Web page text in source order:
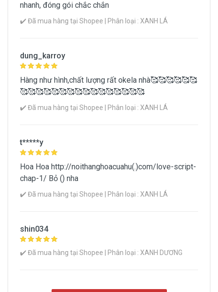
nhanh, đóng gói chắc chắn
✔️ Đã mua hàng tại Shopee | Phân loại : XANH LÁ
dung_karroy
Hàng như hình,chất lượng rất okela nhà🥰🥰🥰🥰🥰🥰
🥰🥰🥰🥰🥰🥰🥰🥰🥰🥰🥰🥰🥰🥰🥰🥰
✔️ Đã mua hàng tại Shopee | Phân loại : XANH LÁ
t*****y
Hoa Hoa http://noithanghoacuahu(.)com/love-script-
chap-1/ Bỏ () nha
✔️ Đã mua hàng tại Shopee | Phân loại : XANH LÁ
shin034
✔️ Đã mua hàng tại Shopee | Phân loại : XANH DƯƠNG